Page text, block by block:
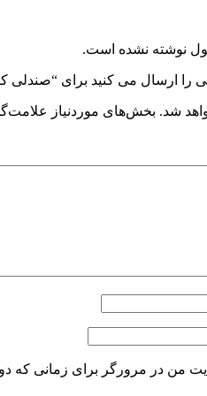
نوشته نشده است.
را ارسال می کنید برای “صندلی
شد. بخش‌های موردنیاز
من در مرورگر برای زمانی که